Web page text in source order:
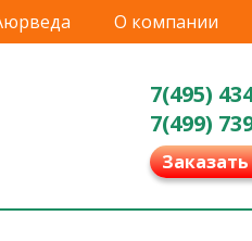
О компании
7(495)
7(499)